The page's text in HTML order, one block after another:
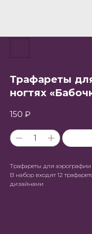
Трафареты
ногтях
150 ₽
Трафареты для аэрографии
В набор входят 12
дизайнами